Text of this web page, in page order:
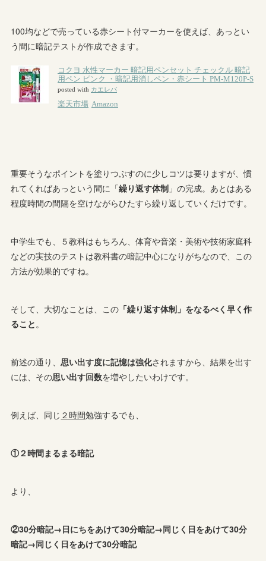
100均などで売っている赤シート付マーカーを使えば、あっとい
う間に暗記テストが作成できます。
重要そうなポイントを塗りつぶすのに少しコツは要りますが、慣
れてくればあっという間に「繰り返す体制 」の完成。あとはある
程度時間の間隔を空けながらひたすら繰り返していくだけです。
中学生でも、５教科はもちろん、体育や音楽・美術や技術家庭科
などの実技のテストは教科書の暗記中心になりがちなので、この
方法が効果的ですね。
そして、大切なことは、この 「繰り返す体制」をなるべく早く作
ること。
前述の通り、思い出す度に記憶は強化されますから、結果を出す
には、その思い出す回数を増やしたいわけです。
例えば、同じ ２時間勉強するでも、
①２時間まるまる暗記
より、
②30分暗記→日にちをあけて30分暗記→同じく日をあけて30分
暗記→同じく日をあけて30分暗記